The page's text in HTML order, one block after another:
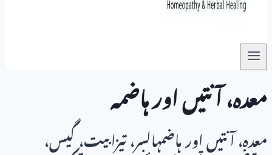
معدہ، آنتیں اور ہاضمہ
معدہ، آنتیں اور ہاضمہالسر، تیزابیت، گیس،